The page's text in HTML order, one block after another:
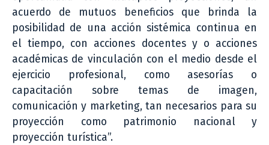
acuerdo de mutuos beneficios que brinda la
posibilidad de una acción sistémica continua en
el tiempo, con acciones docentes y o acciones
académicas de vinculación con el medio desde el
ejercicio profesional, como asesorías o
capacitación sobre temas de imagen,
comunicación y marketing, tan necesarios para su
proyección como patrimonio nacional y
proyección turística”.